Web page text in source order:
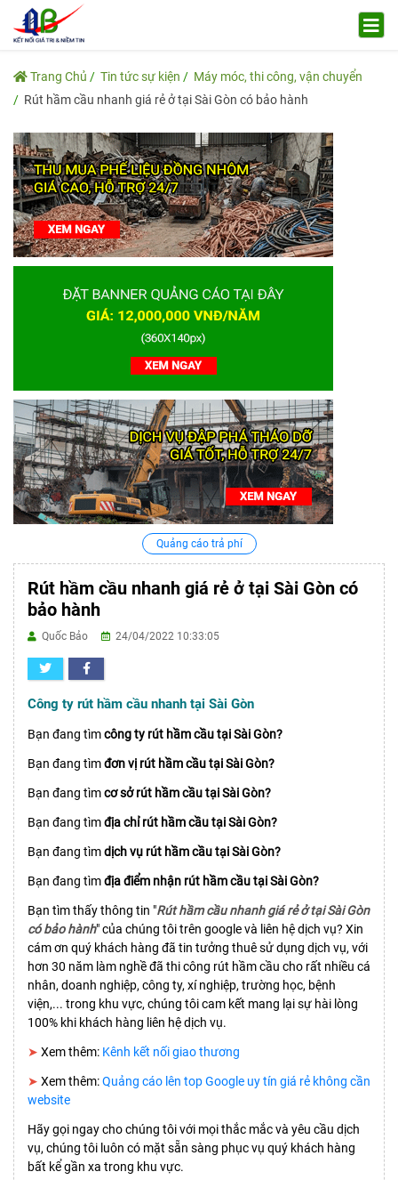
Trang Chủ Tin tức sự kiện
Máy móc, thi công, vận chuyển
Rút hầm cầu nhanh giá rẻ ở tại Sài Gòn có bảo hành
Quảng cáo trả phí
Rút hầm cầu nhanh giá rẻ ở tại Sài Gòn có
bảo hành
Quốc Bảo 24/04/2022 10:33:05
Công ty rút hầm cầu nhanh tại Sài Gòn
Bạn đang tìmcông ty rút hầm cầu tại Sài Gòn?
Bạn đang tìmđơn vị rút hầm cầu tại Sài Gòn?
Bạn đang tìmcơ sở rút hầm cầu tại Sài Gòn?
Bạn đang tìmđịa chỉ rút hầm cầu tại Sài Gòn?
Bạn đang tìmdịch vụ rút hầm cầu tại Sài Gòn?
Bạn đang tìmđịa điểm nhận rút hầm cầu tại Sài Gòn?
Bạn tìm thấy thông tin "Rút hầm cầu nhanh giá rẻ ở tại Sài Gòn
có bảo hành" của chúng tôi trên google và liên hệ dịch vụ? Xin
cám ơn quý khách hàng đã tin tưởng thuê sử dụng dịch vụ, với
hơn 30 năm làm nghề đã thi công rút hầm cầu cho rất nhiều cá
nhân, doanh nghiệp, công ty, xí nghiệp, trường học, bệnh
viện,... trong khu vực, chúng tôi cam kết mang lại sự hài lòng
100% khi khách hàng liên hệ dịch vụ.
➤ Xem thêm: Kênh kết nối giao thương
➤ Xem thêm:Quảng cáo lên top Google uy tín giá rẻ không cần
website
Hãy gọi ngay cho chúng tôi với mọi thắc mắc và yêu cầu dịch
vụ, chúng tôi luôn có mặt sẵn sàng phục vụ quý khách hàng
bất kể gần xa trong khu vực.